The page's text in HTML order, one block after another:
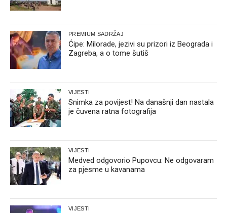
PREMIUM SADRŽAJ
Ćipe: Milorade, jezivi su prizori iz Beograda i
Zagreba, a o tome šutiš
VIJESTI
Snimka za povijest! Na današnji dan nastala
je čuvena ratna fotografija
VIJESTI
Medved odgovorio Pupovcu: Ne odgovaram
za pjesme u kavanama
VIJESTI